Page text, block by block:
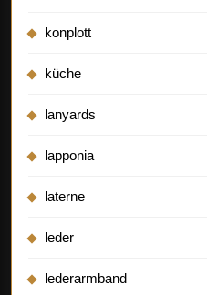
konplott
küche
lanyards
lapponia
laterne
leder
lederarmband